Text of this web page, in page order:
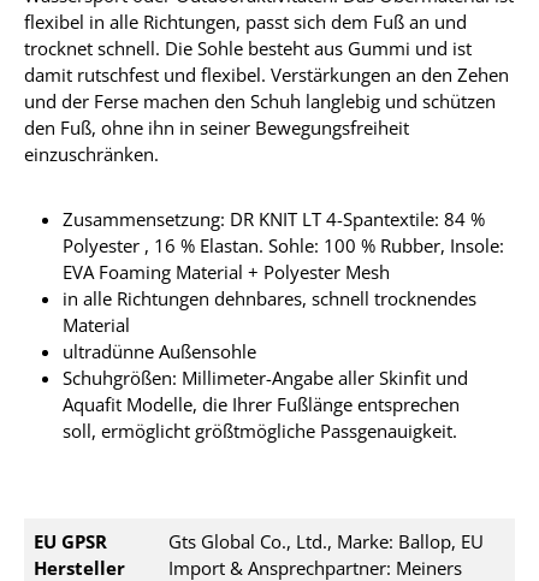
flexibel in alle Richtungen, passt sich dem Fuß an und
trocknet schnell. Die Sohle besteht aus Gummi und ist
damit rutschfest und flexibel. Verstärkungen an den Zehen
und der Ferse machen den Schuh langlebig und schützen
den Fuß, ohne ihn in seiner Bewegungsfreiheit
einzuschränken.
Zusammensetzung: DR KNIT LT 4-Spantextile: 84 %
Polyester , 16 % Elastan. Sohle: 100 % Rubber, Insole:
EVA Foaming Material + Polyester Mesh
in alle Richtungen dehnbares, schnell trocknendes
Material
ultradünne Außensohle
Schuhgrößen: Millimeter-Angabe aller Skinfit und
Aquafit Modelle, die Ihrer Fußlänge entsprechen
soll, ermöglicht größtmögliche Passgenauigkeit.
EU GPSR
Hersteller
Gts Global Co., Ltd., Marke: Ballop, EU
Import & Ansprechpartner: Meiners